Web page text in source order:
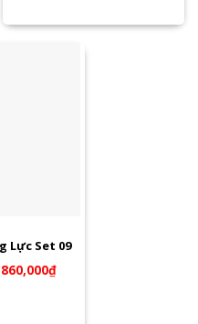
Lực Set 09
860,000₫